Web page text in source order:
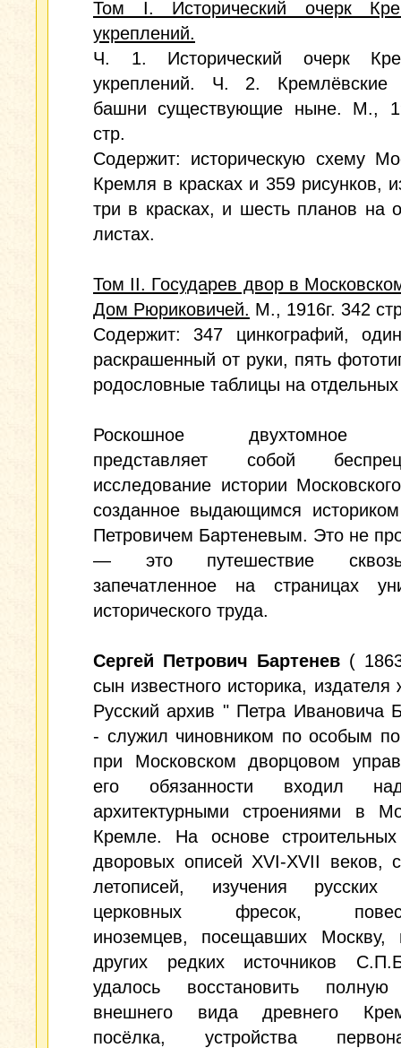
Том I. Исторический очерк
укреплений.
Ч. 1. Исторический очерк
укреплений. Ч. 2.
башни существующие ныне. М.,
стр.
Содержит: историческую схему
Кремля в красках и 359 рисунков,
три в красках, и шесть планов на
листах.
Том II. Государев двор в
Дом Рюриковичей. М., 1916г. 342
Содержит: 347 цинкографий,
раскрашенный от руки, пять
родословные таблицы на отдельных
Роскошное двухтомное
представляет собой
исследование истории
созданное выдающимся
Петровичем Бартеневым. Это не
— это путешествие
запечатленное на страницах
исторического труда.
Сергей Петрович Бартенев (
сын известного историка, издателя
Русский архив " Петра Ивановича
- служил чиновником по особым
при Московском дворцовом
его обязанности входил
архитектурными строениями в
Кремле. На основе строительных
дворовых описей XVI-XVII веков,
летописей, изучения
церковных фресок,
иноземцев, посещавших Москву,
других редких источников
удалось восстановить полную
внешнего вида древнего
посёлка, устройства